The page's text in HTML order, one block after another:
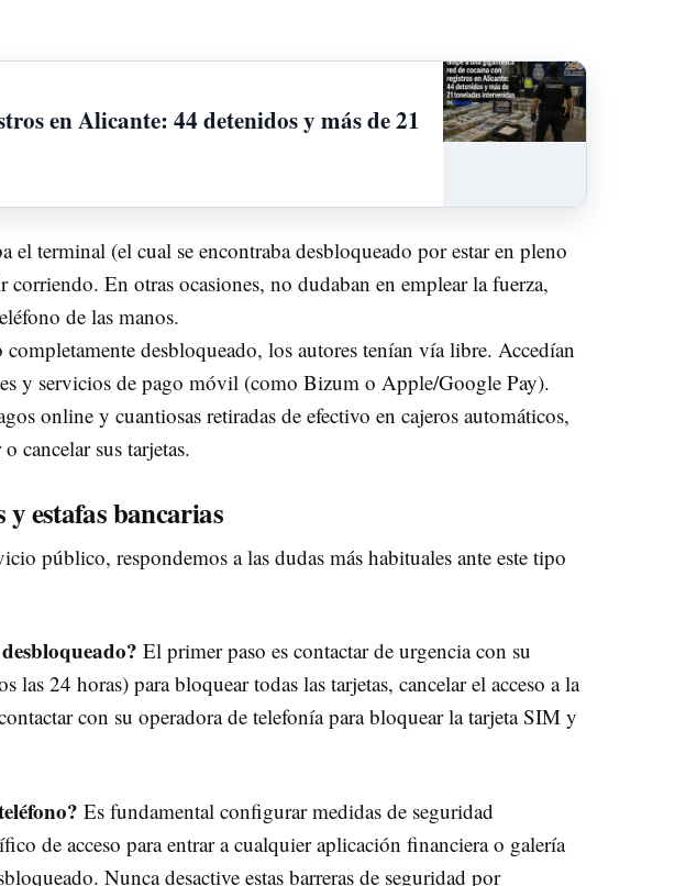
en Alicante: 44 detenidos y más de 21
terminal (el cual se encontraba desbloqueado por estar en pleno
En otras ocasiones, no dudaban en emplear la fuerza,
de las manos.
desbloqueado, los autores tenían vía libre. Accedían
y servicios de pago móvil (como Bizum o Apple/Google Pay).
online y cuantiosas retiradas de efectivo en cajeros automáticos,
cancelar sus tarjetas.
y estafas bancarias
público, respondemos a las dudas más habituales ante este tipo
El primer paso es contactar de urgencia con su
24 horas) para bloquear todas las tarjetas, cancelar el acceso a la
con su operadora de telefonía para bloquear la tarjeta SIM y
Es fundamental configurar medidas de seguridad
de acceso para entrar a cualquier aplicación financiera o galería
Nunca desactive estas barreras de seguridad por